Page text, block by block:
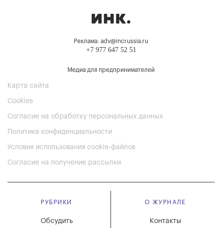
Реклама: adv@incrussia.ru
+7 977 647 52 51
Медиа для предпринимателей
Карта сайта
Cookies
Согласие на обработку персональных данных
Политика конфиденциальности
Условия использования cookie-файлов
Согласие на получение рассылки
РУБРИКИ
Обсудить
О ЖУРНАЛЕ
Контакты